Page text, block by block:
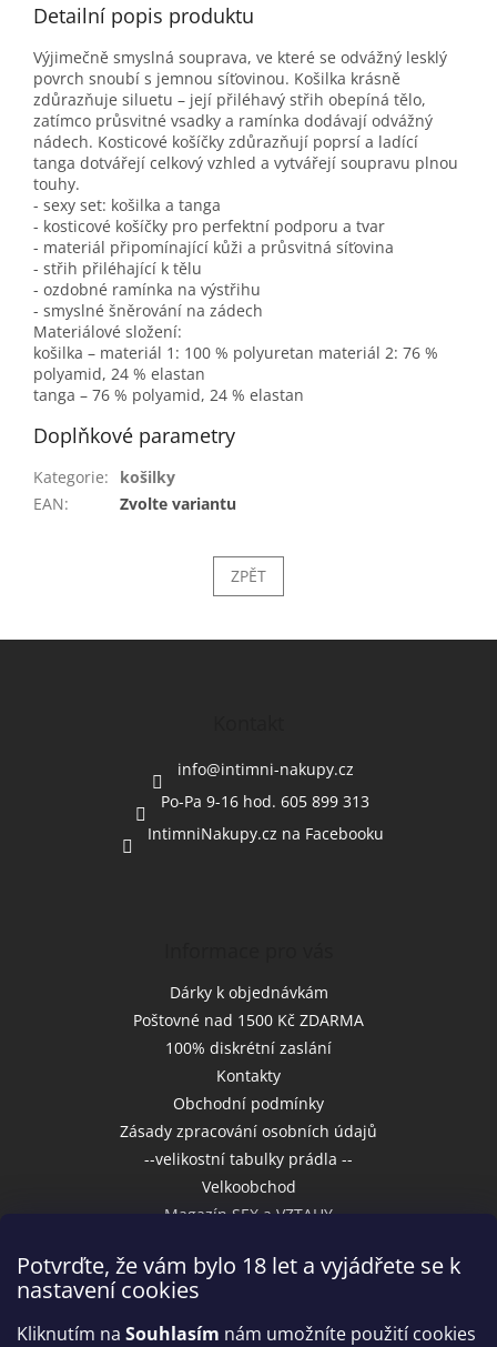
Potvrďte, že vám bylo 18 let a vyjádřete se k
nastavení cookies
Kliknutím na Souhlasím nám umožníte použití cookies
Detailní popis produktu
Výjimečně smyslná souprava, ve které se odvážný lesklý
povrch snoubí s jemnou síťovinou. Košilka krásně
zdůrazňuje siluetu – její přiléhavý střih obepíná tělo,
zatímco průsvitné vsadky a ramínka dodávají odvážný
nádech. Kosticové košíčky zdůrazňují poprsí a ladící
tanga dotvářejí celkový vzhled a vytvářejí soupravu plnou
touhy.
- sexy set: košilka a tanga
- kosticové košíčky pro perfektní podporu a tvar
- materiál připomínající kůži a průsvitná síťovina
- střih přiléhající k tělu
- ozdobné ramínka na výstřihu
- smyslné šněrování na zádech
Materiálové složení:
košilka – materiál 1: 100 % polyuretan materiál 2: 76 %
polyamid, 24 % elastan
tanga – 76 % polyamid, 24 % elastan
Doplňkové parametry
Kategorie:
košilky
EAN: Zvolte variantu
ZPĚT
info@intimni-nakupy.cz
Po-Pa 9-16 hod. 605 899 313
IntimniNakupy.cz na Facebooku
Dárky k objednávkám
Poštovné nad 1500 Kč ZDARMA
100% diskrétní zaslání
Kontakty
Obchodní podmínky
Zásady zpracování osobních údajů
--velikostní tabulky prádla --
Velkoobchod
Magazín SEX a VZTAHY
Přijímáme online platby